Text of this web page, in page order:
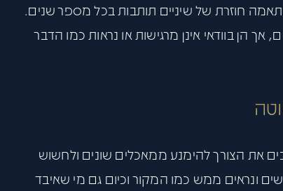
חוזרת של שיניים תותבות בכל מספר שנים.
אך הן בוודאי אינן מרגישות או נראות כמו הדבר
את הצורך להימנע ממאכלים שונים ולחשוש
ונראים ממש כמו המקור וכיום גם מי שאיבד